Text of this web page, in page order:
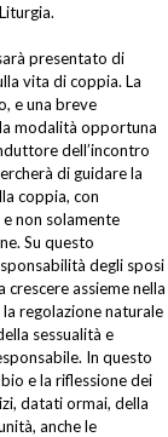
presentato di
vita di coppia. La
e una breve
modalità opportuna
dell’incontro
di guidare la
coppia, con
non solamente
Su questo
degli sposi
assieme nella
regolazione naturale
sessualità e
In questo
e la riflessione dei
datati ormai, della
anche le